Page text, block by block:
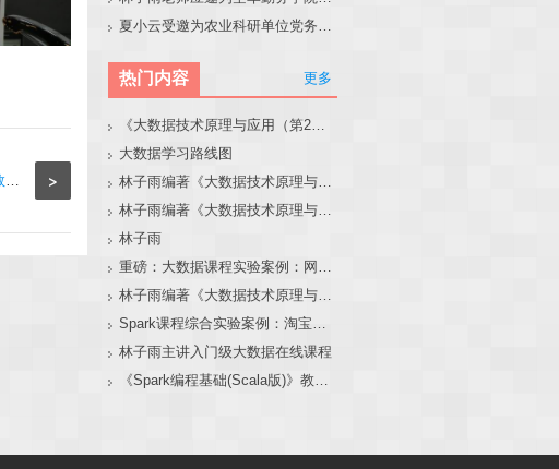
>
林子雨老师应邀参加广东省轩辕网络公司大数据教材选题研讨会
热门内容 更多
《大数据技术原理与应用（第2版）》教材官网
大数据学习路线图
林子雨编著《大数据技术原理与应用（第3版）》教材官网
林子雨编著《大数据技术原理与应用》教材配套大数据软件安装和编程实践指南
林子雨
林子雨编著《大数据技术原理与应用（第3版）》教材配套大数据软件安装和编程实践指南
林子雨主讲入门级大数据在线课程
《Spark编程基础(Scala版)》教材官网